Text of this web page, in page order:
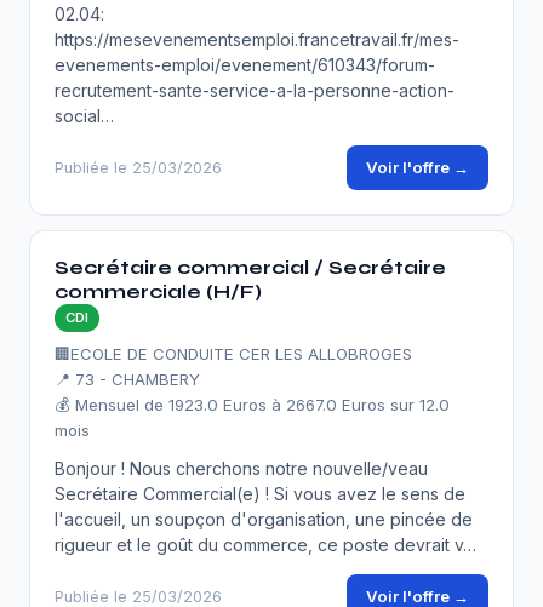
02.04:
https://mesevenementsemploi.francetravail.fr/mes-
evenements-emploi/evenement/610343/forum-
recrutement-sante-service-a-la-personne-action-
social…
Publiée le 25/03/2026 Voir l'offre →
Secrétaire commercial / Secrétaire
commerciale (H/F)
CDI
🏢ECOLE DE CONDUITE CER LES ALLOBROGES
📍 73 - CHAMBERY
💰 Mensuel de 1923.0 Euros à 2667.0 Euros sur 12.0
mois
Bonjour ! Nous cherchons notre nouvelle/veau
Secrétaire Commercial(e) ! Si vous avez le sens de
l'accueil, un soupçon d'organisation, une pincée de
rigueur et le goût du commerce, ce poste devrait v…
Publiée le 25/03/2026 Voir l'offre →